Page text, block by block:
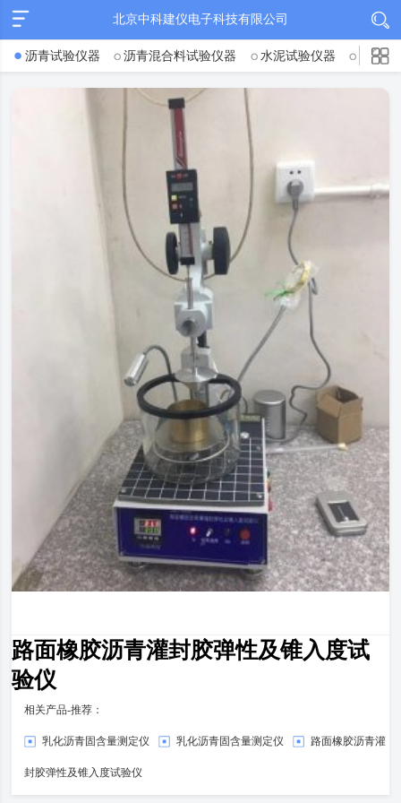
北京中科建仪电子科技有限公司
沥青试验仪器 沥青混合料试验仪器 水泥试验仪器 混凝
路面橡胶沥青灌封胶弹性及锥入度试
验仪
相关产品-推荐：
乳化沥青固含量测定仪 乳化沥青固含量测定仪 路面橡胶沥青灌
封胶弹性及锥入度试验仪